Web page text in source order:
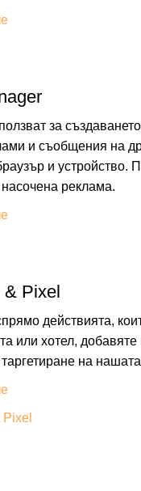
На изплащане с
Пълно описание
за
и съобщения на
и устройство.
реклама.
& Pixel
действията,
или хотел, добавяте
на
Pixel